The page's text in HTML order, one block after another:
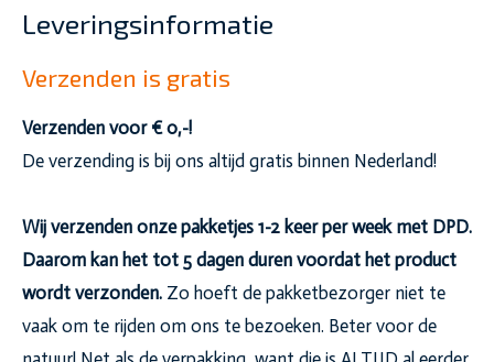
Leveringsinformatie
Verzenden is gratis
Verzenden voor € 0,-!
De verzending is bij ons altijd gratis binnen Nederland!
Wij verzenden onze pakketjes 1-2 keer per week met DPD.
Daarom kan het tot 5 dagen duren voordat het product
wordt verzonden. Zo hoeft de pakketbezorger niet te
vaak om te rijden om ons te bezoeken. Beter voor de